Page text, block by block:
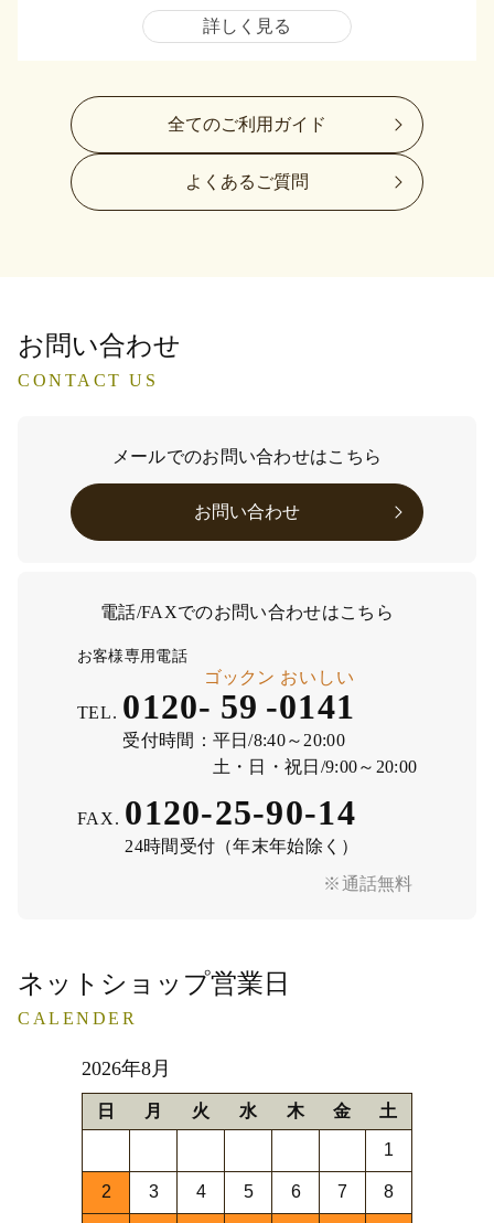
詳しく見る
全てのご利用ガイド
よくあるご質問
お問い合わせ
CONTACT US
メールでのお問い合わせはこちら
お問い合わせ
電話/FAXでのお問い合わせはこちら
※通話無料
お客様専用電話
TEL. 0120- 59
ゴックン
-0141
おいしい
受付時間： 平日/8:40～20:00
土・日・祝日/9:00～20:00
FAX. 0120-25-90-14
24時間受付（年末年始除く）
ネットショップ営業日
CALENDER
2026年8月
日 月 火 水 木 金 土
1
2 3 4 5 6 7 8